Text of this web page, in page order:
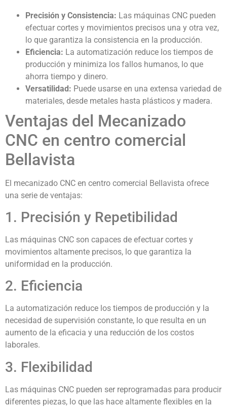
Precisión y Consistencia: Las máquinas CNC pueden
efectuar cortes y movimientos precisos una y otra vez,
lo que garantiza la consistencia en la producción.
Eficiencia: La automatización reduce los tiempos de
producción y minimiza los fallos humanos, lo que
ahorra tiempo y dinero.
Versatilidad: Puede usarse en una extensa variedad de
materiales, desde metales hasta plásticos y madera.
Ventajas del Mecanizado
CNC en centro comercial
Bellavista
El mecanizado CNC en centro comercial Bellavista ofrece
una serie de ventajas:
1. Precisión y Repetibilidad
Las máquinas CNC son capaces de efectuar cortes y
movimientos altamente precisos, lo que garantiza la
uniformidad en la producción.
2. Eficiencia
La automatización reduce los tiempos de producción y la
necesidad de supervisión constante, lo que resulta en un
aumento de la eficacia y una reducción de los costos
laborales.
3. Flexibilidad
Las máquinas CNC pueden ser reprogramadas para producir
diferentes piezas, lo que las hace altamente flexibles en la